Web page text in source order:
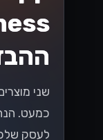
שני
כמעט.
לעסק